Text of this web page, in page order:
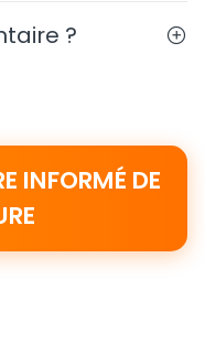
?
INFORMÉ DE